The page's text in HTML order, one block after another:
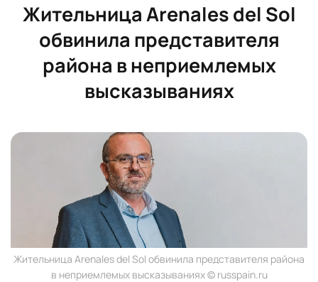
Жительница Arenales del Sol
обвинила представителя
района в неприемлемых
высказываниях
Жительница Arenales del Sol обвинила представителя района
в неприемлемых высказываниях © russpain.ru